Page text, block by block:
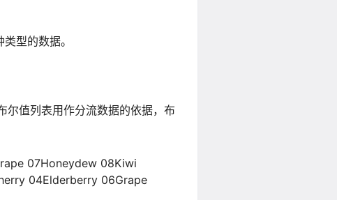
型的数据。
尔值列表用作分流数据的依据，布
07Honeydew 08Kiwi
04Elderberry 06Grape